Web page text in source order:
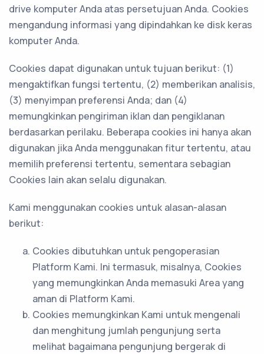
drive komputer Anda atas persetujuan Anda. Cookies
mengandung informasi yang dipindahkan ke disk keras
komputer Anda.
Cookies dapat digunakan untuk tujuan berikut: (1)
mengaktifkan fungsi tertentu, (2) memberikan analisis,
(3) menyimpan preferensi Anda; dan (4)
memungkinkan pengiriman iklan dan pengiklanan
berdasarkan perilaku. Beberapa cookies ini hanya akan
digunakan jika Anda menggunakan fitur tertentu, atau
memilih preferensi tertentu, sementara sebagian
Cookies lain akan selalu digunakan.
Kami menggunakan cookies untuk alasan-alasan
berikut:
Cookies dibutuhkan untuk pengoperasian
Platform Kami. Ini termasuk, misalnya, Cookies
yang memungkinkan Anda memasuki Area yang
aman di Platform Kami.
Cookies memungkinkan Kami untuk mengenali
dan menghitung jumlah pengunjung serta
melihat bagaimana pengunjung bergerak di